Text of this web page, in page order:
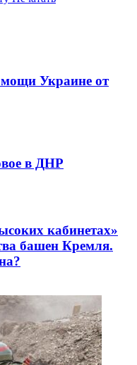
Украине от
в ДНР
кабинетах»
башен Кремля.